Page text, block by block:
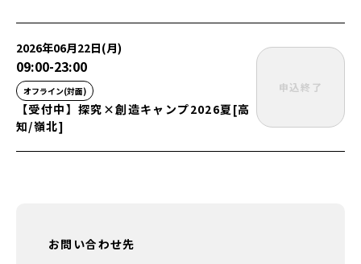
2026年06月22日(月)
09:00-23:00
オフライン(対面)
【受付中】探究×創造キャンプ2026夏[高
知/嶺北]
申込終了
お問い合わせ先